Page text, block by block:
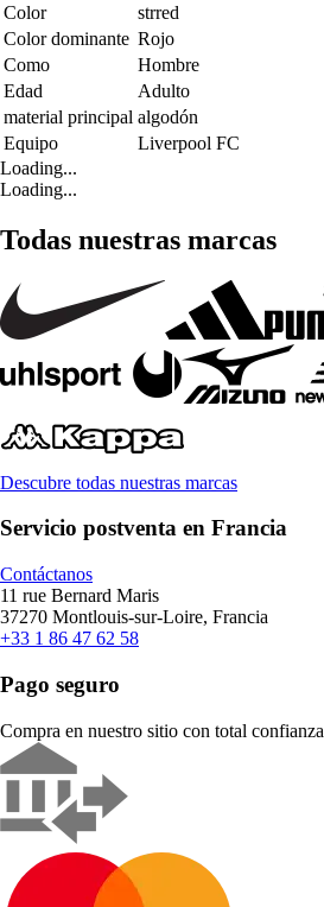
Color
strred
Color dominante Rojo
Como
Hombre
Edad
Adulto
material principal algodón
Equipo
Liverpool FC
Loading...
Loading...
Todas nuestras marcas
Descubre todas nuestras marcas
Servicio postventa en Francia
Contáctanos
11 rue Bernard Maris
37270 Montlouis-sur-Loire, Francia
+33 1 86 47 62 58
Pago seguro
Compra en nuestro sitio con total confianza